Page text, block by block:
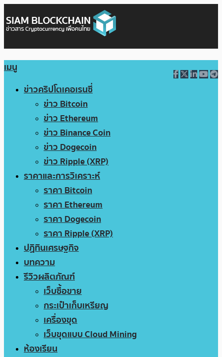
เมนู
ข่าวคริปโตเคอเรนซี่
ข่าว Bitcoin
ข่าว Ethereum
ข่าว Binance Coin
ข่าว Dogecoin
ข่าว Ripple (XRP)
ราคาและการวิเคราะห์
ราคา Bitcoin
ราคา Ethereum
ราคา Dogecoin
ราคา Ripple (XRP)
ปฏิทินเศรษฐกิจ
บทความ
รีวิวผลิตภัณฑ์
เว็บซื้อขาย
กระเป๋าเก็บเหรียญ
เครื่องขุด
เว็บขุดแบบ Cloud Mining
ห้องเรียน